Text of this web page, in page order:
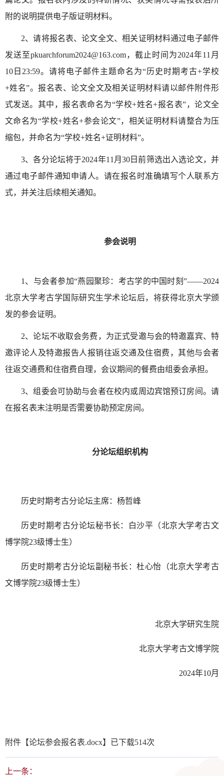
附的说明提供电子版证明材料。
2、请将报名表、论文全文、相关证明材料通过电子邮件
发送至pkuarchforum2024@163.com，截止时间为2024年11月
10日23:59。请将电子邮件主题命名为“历史时期考古+学校
+姓名”。报名表、论文全文及相关证明材料请以邮件附件形
式发送。其中，报名表命名为“学校+姓名+报名表”，论文全
文命名为“学校+姓名+参会论文”，相关证明材料请整合为压
缩包，并命名为“学校+姓名+证明材料”。
3、各分论坛将于2024年11月30日前筛选出入选论文，并
通过电子邮件通知申请人。请在报名时准确填写个人联系方
式，并关注后续相关通知。
参会说明
1、与会者参加“燕园聚珍：考古学的中国时刻”——2024
北京大学考古学国际研究生学术论坛后，将获得北京大学颁
发的参会证明。
2、论坛不收取会务费，为正式受邀与会的特邀嘉宾、特
邀评论人及特邀报告人报销往返交通及住宿费，其他与会者
往返交通费和住宿费自理，会议期间的餐费由组委会承担。
3、组委会可协助与会者在校内或周边宾馆预订房间。请
在报名表末注明是否需要协助预定房间。
分论坛组织机构
历史时期考古分论坛主席：杨哲峰
历史时期考古分论坛秘书长：白沙平（北京大学考古文
博学院23级博士生）
历史时期考古分论坛副秘书长：杜心怡（北京大学考古
文博学院23级博士生）
北京大学研究生院
北京大学考古文博学院
2024年10月
附件【论坛参会报名表.docx】已下载514次
上一条：